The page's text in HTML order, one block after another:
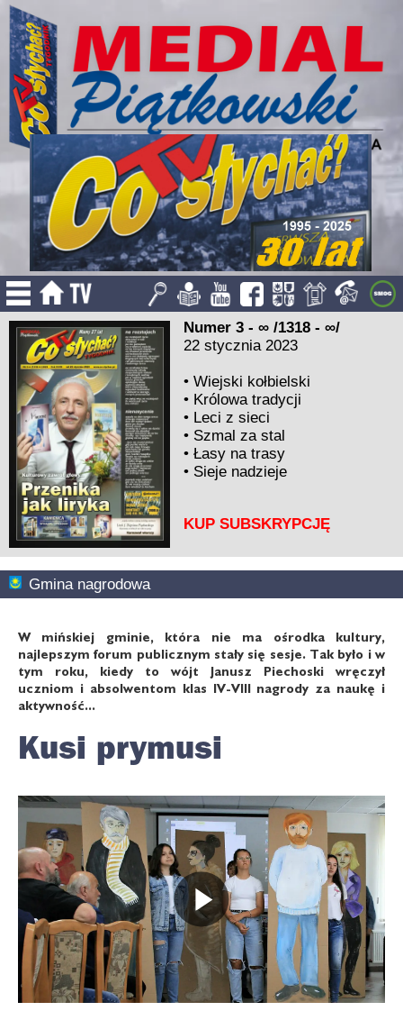
Numer 3 - ∞ /1318 - ∞/
22 stycznia 2023
•Wiejski kołbielski
• Królowa tradycji
• Leci z sieci
• Szmal za stal
•Łasy na trasy
• Sieje nadzieje
KUP SUBSKRYPCJĘ
Gmina nagrodowa
W mińskiej gminie, która nie ma ośrodka kultury,
najlepszym forum publicznym stały się sesje. Tak było i w
tym roku, kiedy to wójt Janusz Piechoski wręczył
uczniom i absolwentom klas IV-VIII nagrody za naukę i
aktywność...
Kusi prymusi